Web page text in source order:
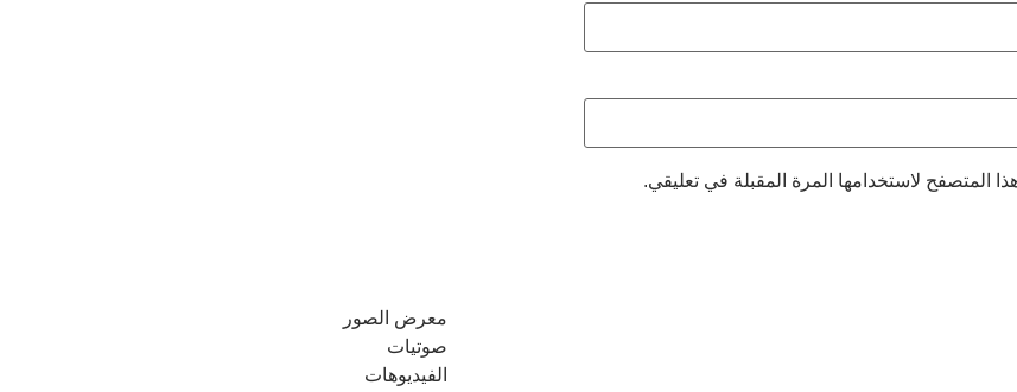
المتصفح لاستخدامها المرة المقبلة في تعليقي.
معرض الصور
صوتيات
الفيديوهات